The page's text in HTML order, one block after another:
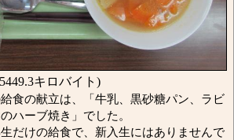
キロバイト)
食の献立は、「牛乳、黒砂糖パン、ラビ
ハーブ焼き」でした。
だけの給食で、新入生にはありませんで